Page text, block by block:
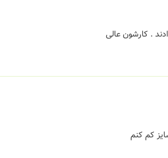
. کارشون عالی
کم کنم